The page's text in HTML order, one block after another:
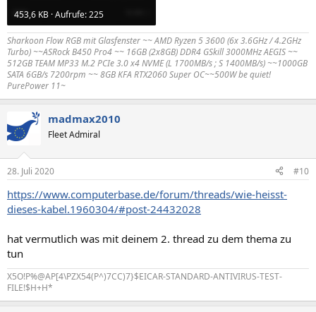
453,6 KB · Aufrufe: 225
Sharkoon Flow RGB mit Glasfenster ~~ AMD Ryzen 5 3600 (6x 3.6GHz / 4.2GHz
Turbo) ~~ASRock B450 Pro4 ~~ 16GB (2x8GB) DDR4 GSkill 3000MHz AEGIS ~~
512GB TEAM MP33 M.2 PCIe 3.0 x4 NVME (L 1700MB/s ; S 1400MB/s) ~~1000GB
SATA 6GB/s 7200rpm ~~ 8GB KFA RTX2060 Super OC~~500W be quiet!
PurePower 11~
madmax2010
Fleet Admiral
28. Juli 2020 #10
https://www.computerbase.de/forum/threads/wie-heisst-
dieses-kabel.1960304/#post-24432028
hat vermutlich was mit deinem 2. thread zu dem thema zu
tun
X5O!P%@AP[4\PZX54(P^)7CC)7}$EICAR-STANDARD-ANTIVIRUS-TEST-
FILE!$H+H*